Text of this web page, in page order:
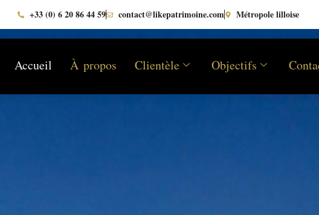
+33 (0) 6 20 86 44 59 contact@likepatrimoine.com Métropole lilloise
Accueil À propos Clientèle Objectifs